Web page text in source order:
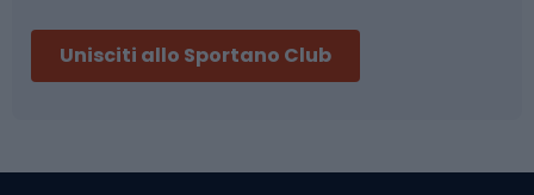
Abbigliamento da escursionismo
Componenti per biciclette
Unisciti allo Sportano Club